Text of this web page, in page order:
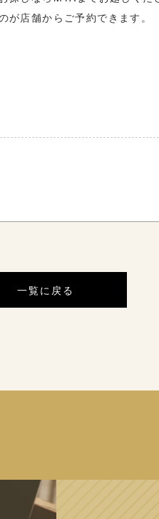
店舗からご予約できます。
一覧に戻る